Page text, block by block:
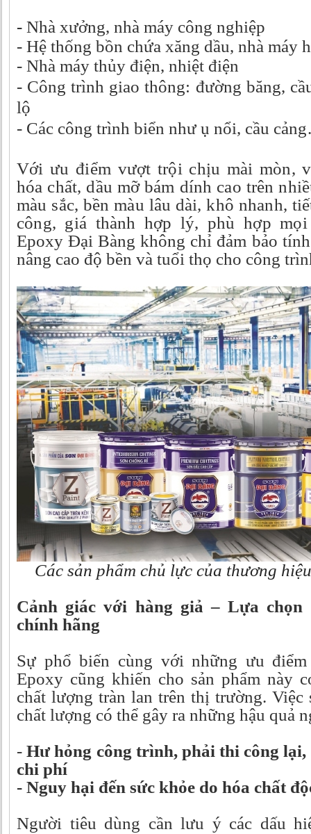
-Nhà xưởng, nhà máy công nghiệp
- Hệ thống bồn chứa xăng dầu, nhà máy
- Nhà máy thủy điện, nhiệt điện
- Công trình giao thông: đường băng,
lộ
- Các công trình biển như ụ nổi, cầu
Với ưu điểm vượt trội chịu mài mòn,
hóa chất, dầu mỡ bám dính cao trên
màu sắc, bền màu lâu dài, khô nhanh,
công, giá thành hợp lý, phù hợp
Epoxy Đại Bàng không chỉ đảm bảo
nâng cao độ bền và tuổi thọ cho công
Các sản phẩm chủ lực của thương
Cảnh giác với hàng giả – Lựa chọn
chính hãng
Sự phổ biến cùng với những ưu
Epoxy cũng khiến cho sản phẩm này
chất lượng tràn lan trên thị trường. Việc
chất lượng có thể gây ra những hậu quả
-Hư hỏng công trình, phải thi công
chi phí
- Nguy hại đến sức khỏe do hóa chất
Người tiêu dùng cần lưu ý các dấu